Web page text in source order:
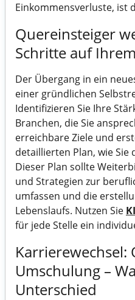
Einkommensverluste, ist
Quereinsteiger
Schritte auf
Der Übergang in ein
einer gründlichen
Identifizieren Sie Ihre
Branchen, die Sie
erreichbare Ziele und
detaillierten Plan, wie Sie
Dieser Plan sollte
und Strategien zur
umfassen und die
Lebenslaufs. Nutzen Sie
für jede Stelle ein
Umschulung –
Unterschied